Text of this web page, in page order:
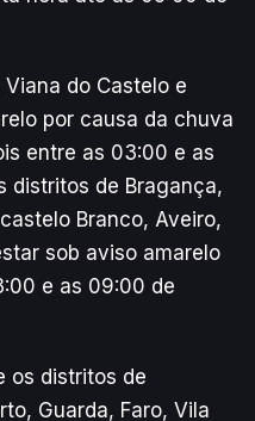
do Castelo e
por causa da chuva
entre as 03:00 e as
distritos de Bragança,
Branco, Aveiro,
sob aviso amarelo
e as 09:00 de
os distritos de
Guarda, Faro, Vila